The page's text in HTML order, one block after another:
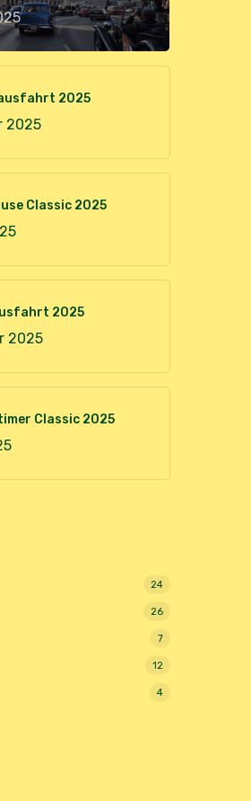
2025
2025
Classic 2025
2025
2025
Classic 2025
24
26
7
12
4